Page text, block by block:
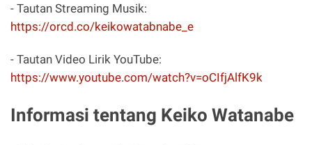
- Tautan Streaming Musik:
https://orcd.co/keikowatabnabe_e
- Tautan Video Lirik YouTube:
https://www.youtube.com/watch?v=oCIfjAlfK9k
Informasi tentang Keiko Watanabe